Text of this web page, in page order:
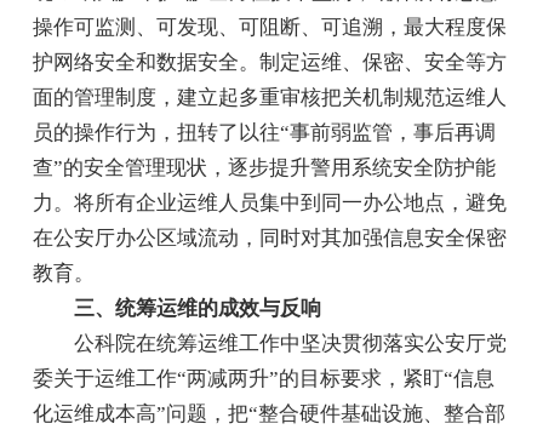
操作可监测、可发现、可阻断、可追溯，最大程度保
护网络安全和数据安全。制定运维、保密、安全等方
面的管理制度，建立起多重审核把关机制规范运维人
员的操作行为，扭转了以往“事前弱监管，事后再调
查”的安全管理现状，逐步提升警用系统安全防护能
力。将所有企业运维人员集中到同一办公地点，避免
在公安厅办公区域流动，同时对其加强信息安全保密
教育。
三、统筹运维的成效与反响
公科院在统筹运维工作中坚决贯彻落实公安厅党
委关于运维工作“两减两升”的目标要求，紧盯“信息
化运维成本高”问题，把“整合硬件基础设施、整合部